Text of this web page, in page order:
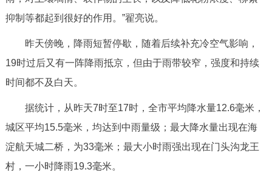
中介服务 阳光政务
12345网上接诉即办 我要咨询 我要建议
参与调查 在线访谈 图说互动
走进北京
抑制等都起到很好的作用。”翟亮说。
昨天傍晚，降雨短暂停歇，随着后续补充冷空气影响，
19时过后又有一阵降雨抵京，但由于雨带较窄，强度和持续
时间都不及白天。
据统计，从昨天7时至17时，全市平均降水量12.6毫米，
城区平均15.5毫米，均达到中雨量级；最大降水量出现在海
淀航天城二桥，为33毫米；最大小时雨强出现在门头沟龙王
村，一小时降雨19.3毫米。